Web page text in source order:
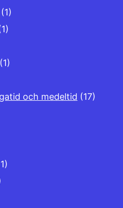
(1)
(1)
och medeltid (17)